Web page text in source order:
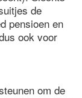
de
pensioen en
ook voor
om de